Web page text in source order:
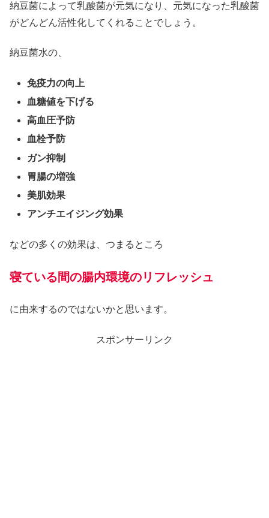
納豆菌によって乳酸菌が元気になり、元気になった乳酸菌
がどんどん活性化してくれることでしょう。
納豆菌水の、
免疫力の向上
血糖値を下げる
高血圧予防
血栓予防
ガン抑制
胃腸の増強
美肌効果
アンチエイジング効果
などの多くの効果は、つまるところ
寝ている間の腸内環境のリフレッシュ
に由来するのではないかと思います。
スポンサーリンク